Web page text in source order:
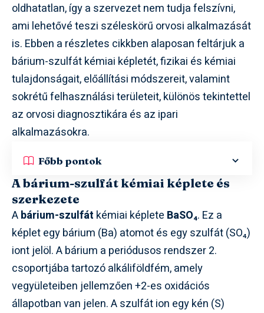
oldhatatlan, így a szervezet nem tudja felszívni,
ami lehetővé teszi széleskörű orvosi alkalmazását
is. Ebben a részletes cikkben alaposan feltárjuk a
bárium-szulfát kémiai képletét, fizikai és kémiai
tulajdonságait, előállítási módszereit, valamint
sokrétű felhasználási területeit, különös tekintettel
az orvosi diagnosztikára és az ipari
alkalmazásokra.
Főbb pontok
A bárium-szulfát kémiai képlete és
szerkezete
Abárium-szulfát kémiai képlete BaSO₄. Ez a
képlet egy bárium (Ba) atomot és egy szulfát (SO₄)
iont jelöl. A bárium a periódusos rendszer 2.
csoportjába tartozó alkáliföldfém, amely
vegyületeiben jellemzően +2-es oxidációs
állapotban van jelen. A szulfát ion egy kén (S)